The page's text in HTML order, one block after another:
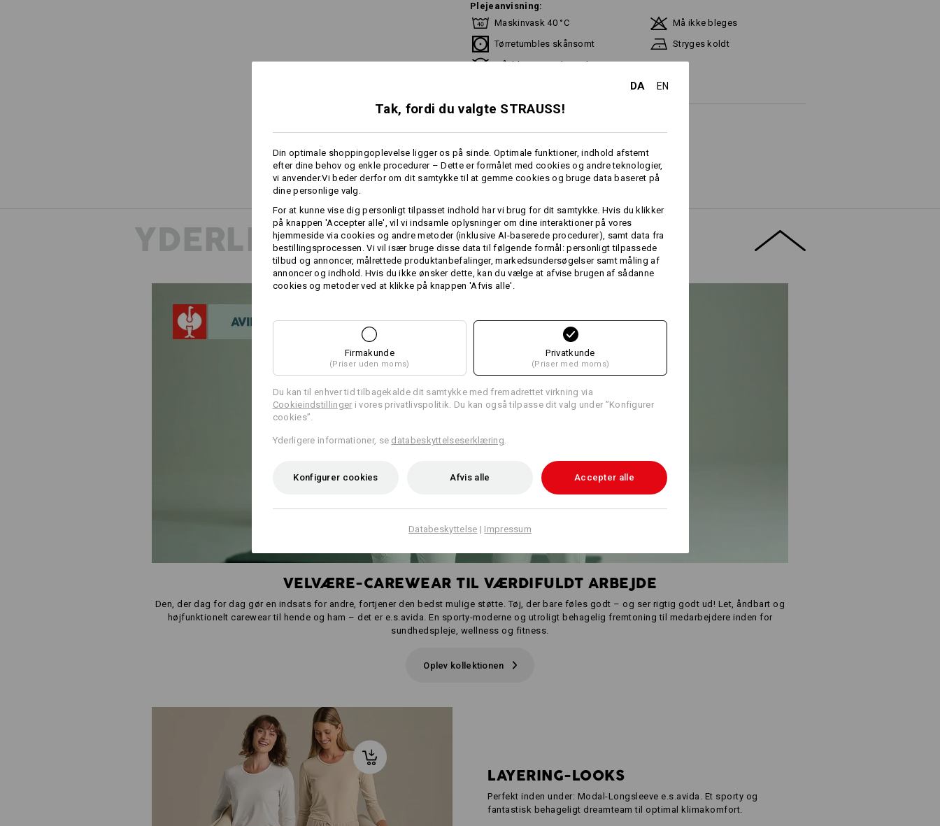
Plejeanvisning:
Maskinvask 40 °C
Må ikke bleges
Tørretumbles skånsomt
Stryges koldt
Må ikke renses kemisk
Individualisering:
mere
YDERLIGERE OPLYSNINGER
VELVÆRE-CAREWEAR TIL VÆRDIFULDT ARBEJDE
Den, der dag for dag gør en indsats for andre, fortjener den bedst mulige støtte. Tøj, der bare føles godt – og ser rigtig godt ud! Let, åndbart og
højfunktionelt carewear til hende og ham – det er e.s.avida. En sporty-moderne og utroligt behagelig fremtoning til medarbejdere inden for
sundhedspleje, wellness og fitness.
Oplev kollektionen
LAYERING-LOOKS
Perfekt inden under: Modal-Longsleeve e.s.avida. Et sporty og
fantastisk behageligt dreamteam til optimal klimakomfort.
DA EN
Tak, fordi du valgte STRAUSS!
Din optimale shoppingoplevelse ligger os på sinde. Optimale funktioner, indhold afstemt
efter dine behov og enkle procedurer – Dette er formålet med cookies og andre teknologier,
vi anvender.Vi beder derfor om dit samtykke til at gemme cookies og bruge data baseret på
dine personlige valg.
For at kunne vise dig personligt tilpasset indhold har vi brug for dit samtykke. Hvis du klikker
på knappen 'Accepter alle', vil vi indsamle oplysninger om dine interaktioner på vores
hjemmeside via cookies og andre metoder (inklusive AI-baserede procedurer), samt data fra
bestillingsprocessen. Vi vil især bruge disse data til følgende formål: personligt tilpassede
tilbud og annoncer, målrettede produktanbefalinger, markedsundersøgelser samt måling af
annoncer og indhold. Hvis du ikke ønsker dette, kan du vælge at afvise brugen af sådanne
cookies og metoder ved at klikke på knappen 'Afvis alle'.
Firmakunde
(Priser uden moms)
Privatkunde
(Priser med moms)
Du kan til enhver tid tilbagekalde dit samtykke med fremadrettet virkning via
Cookieindstillinger i vores privatlivspolitik. Du kan også tilpasse dit valg under ”Konfigurer
cookies”.
Yderligere informationer, se databeskyttelseserklæring
Konfigurer cookies Afvis alle Accepter alle
Databeskyttelse | Impressum